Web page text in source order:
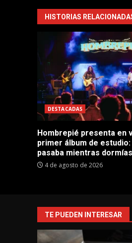
HISTORIAS
DESTACADAS
Hombrepié presenta en
primer álbum de estudio:
pasaba mientras dormías
4 de agosto de 2026
TE PUEDEN INTERESAR